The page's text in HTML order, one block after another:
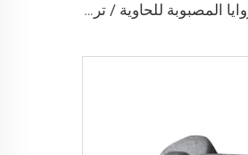
إكسسوارات الحاويات - الزوايا المصبوبة للحاوية / تركيبات الزوايا للحاويات / تركيبات الزاوية الخاصة المصنوعة في الصين